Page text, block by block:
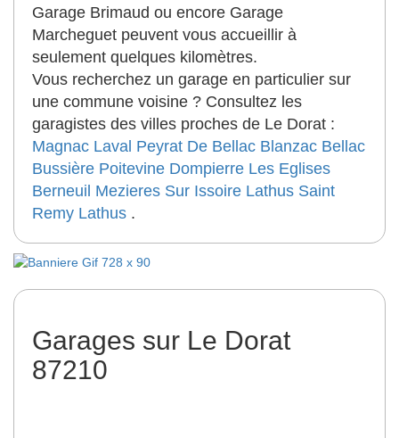
Garage Brimaud ou encore Garage
Marcheguet peuvent vous accueillir à
seulement quelques kilomètres.
Vous recherchez un garage en particulier sur
une commune voisine ? Consultez les
garagistes des villes proches de Le Dorat :
Magnac Laval Peyrat De Bellac Blanzac Bellac
Bussière Poitevine Dompierre Les Eglises
Berneuil Mezieres Sur Issoire Lathus Saint
Remy Lathus .
Garages sur Le Dorat
87210